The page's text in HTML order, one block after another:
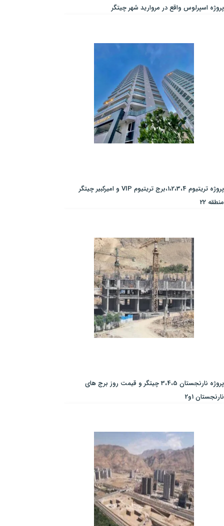
پروژه اسپرلوس واقع در مروارید شهر چیتگر
پروژه تریتیوم 1،2،3،4،برج تریتیوم VIP و امیرکبیر چیتگر
منطقه 22
پروژه نارنجستان 3،4،5 چیتگر و قیمت روز برج های
نارنجستان 1و2